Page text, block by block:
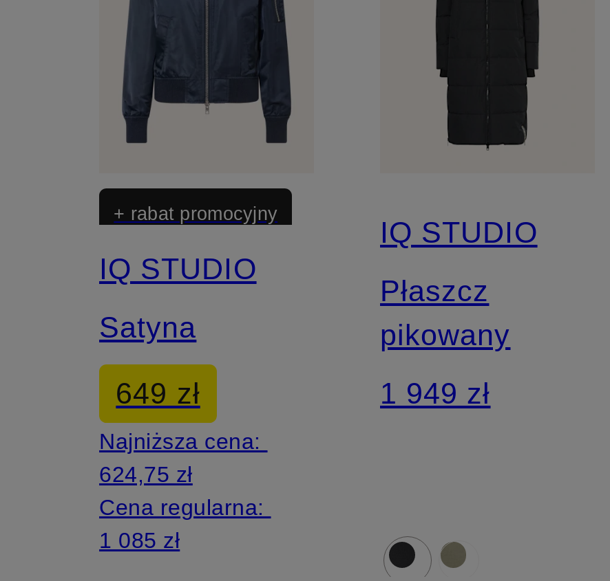
+ rabat promocyjny
IQ STUDIO
Satyna
649 zł
Najniższa cena:
624,75 zł
Cena regularna:
1 085 zł
IQ STUDIO
Płaszcz
pikowany
1 949 zł